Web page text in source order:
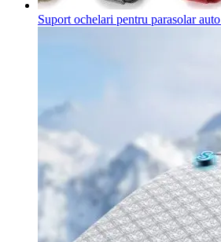
Suport ochelari pentru parasolar auto